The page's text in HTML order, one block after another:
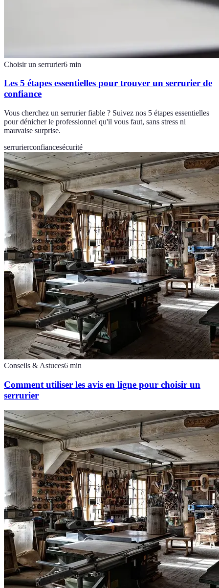
Choisir un serrurier6 min
Les 5 étapes essentielles pour trouver un serrurier de
confiance
Vous cherchez un serrurier fiable ? Suivez nos 5 étapes essentielles
pour dénicher le professionnel qu'il vous faut, sans stress ni
mauvaise surprise.
serrurierconfiancesécurité
Conseils & Astuces6 min
Comment utiliser les avis en ligne pour choisir un
serrurier